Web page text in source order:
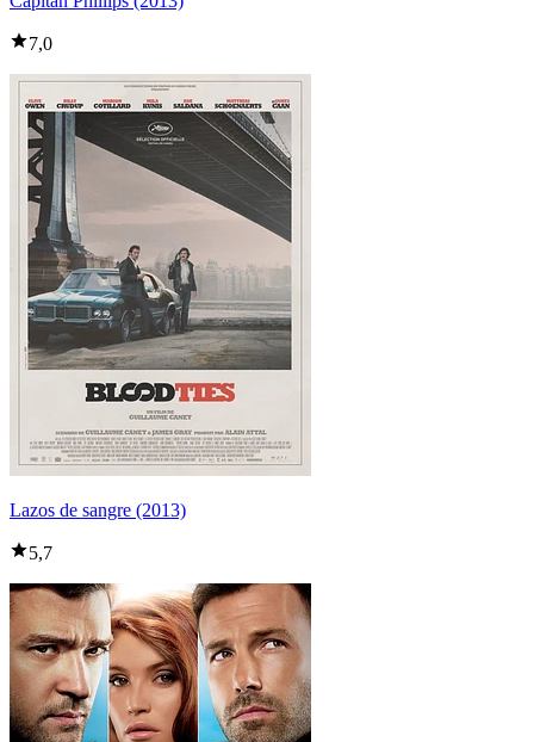
7,0
Lazos de sangre (2013)
5,7